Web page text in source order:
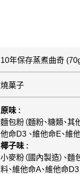
10年保存蒸煮曲奇
燒菓子
原味 :
麵包粉（麵粉、糖類、其
他命D3 、維他命E、維
椰子味 :
小麥粉（國內製造）、麵
料、維他命A、維他命D3